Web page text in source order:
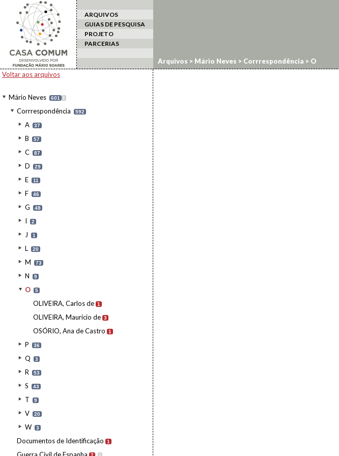
ARQUIVOS
GUIAS DE PESQUISA
PROJETO
PARCERIAS
Voltar aos arquivos
Mário Neves 601 I
Corrrespondência 592
A 37
B 57
C 87
D 29
E 11
F 46
G 48
I 2
J 1
L 20
M 73
N 9
O 5
OLIVEIRA, Carlos de 1
OLIVEIRA, Maurício de 3
OSÓRIO, Ana de Castro 1
P 36
Q 3
R 53
S 43
T 9
V 20
W 3
Documentos de Identificação 1
Arquivos > Mário Neves > Corrrespondência > O